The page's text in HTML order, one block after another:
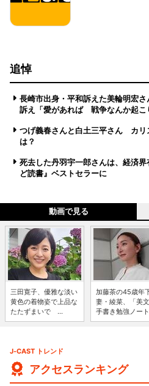
追悼
長崎市出身・平和訴えた美輪明宏
訴え「愛があれば 戦争なんか起こ
つげ義春さんと白土三平さん カリ
は？
死去した丹羽宇一郎さんは、経済
ど読書』ベストセラーに
動画で見る
三田寛子、優雅な淡い
黄色の着物姿で上品な
たたずまいで ...
加藤茶の45歳年
妻・綾菜、「美文
手書き勉強ノー
J-CAST トレンド
アクセスランキング